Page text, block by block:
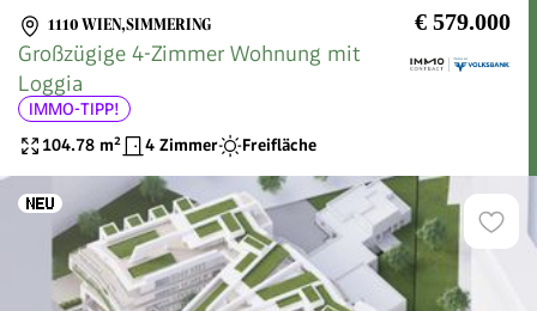
1110 WIEN,SIMMERING € 579.000
Großzügige 4-Zimmer Wohnung mit
Loggia
IMMO-TIPP!
104.78 m² 4 Zimmer Freifläche